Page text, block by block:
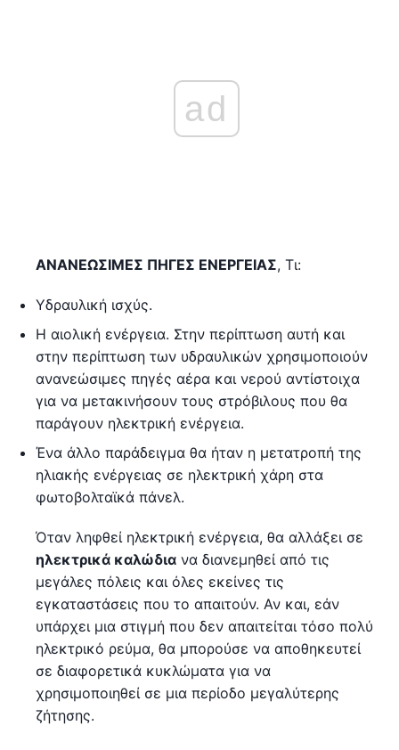
ad
ΑΝΑΝΕΩΣΙΜΕΣ ΠΗΓΕΣ ΕΝΕΡΓΕΙΑΣ, Τι:
Υδραυλική ισχύς.
Η αιολική ενέργεια. Στην περίπτωση αυτή και
στην περίπτωση των υδραυλικών χρησιμοποιούν
ανανεώσιμες πηγές αέρα και νερού αντίστοιχα
για να μετακινήσουν τους στρόβιλους που θα
παράγουν ηλεκτρική ενέργεια.
Ένα άλλο παράδειγμα θα ήταν η μετατροπή της
ηλιακής ενέργειας σε ηλεκτρική χάρη στα
φωτοβολταϊκά πάνελ.
Όταν ληφθεί ηλεκτρική ενέργεια, θα αλλάξει σε
ηλεκτρικά καλώδια να διανεμηθεί από τις
μεγάλες πόλεις και όλες εκείνες τις
εγκαταστάσεις που το απαιτούν. Αν και, εάν
υπάρχει μια στιγμή που δεν απαιτείται τόσο πολύ
ηλεκτρικό ρεύμα, θα μπορούσε να αποθηκευτεί
σε διαφορετικά κυκλώματα για να
χρησιμοποιηθεί σε μια περίοδο μεγαλύτερης
ζήτησης.